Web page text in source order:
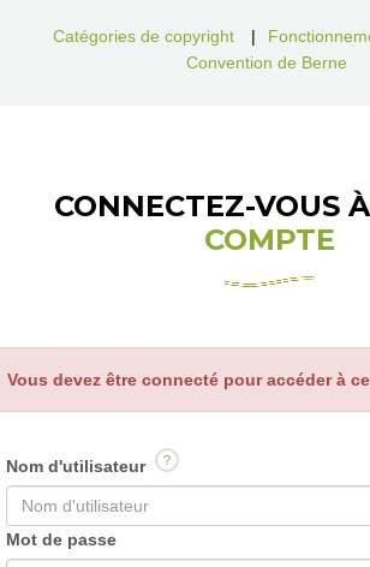
Catégories de copyright |
Convention de Berne
CONNECTEZ-VOUS À
COMPTE
Vous devez être connecté pour accéder à
Nom d'utilisateur ?
Mot de passe